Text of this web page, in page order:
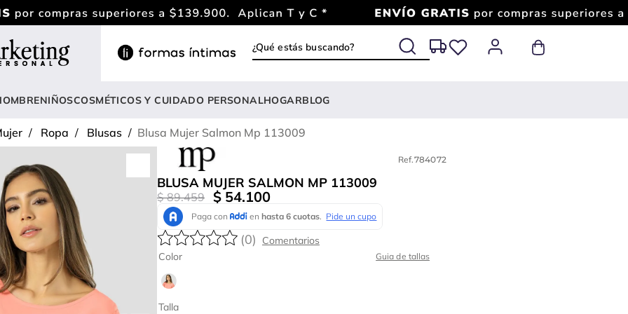
¿Qué estás buscando?
NIÑOSCOSMÉTICOS Y CUIDADO PERSONALHOGARBLOG
Ropa Blusas Blusa Mujer Salmon Mp 113009
Ref.784072
BLUSA MUJER SALMON MP 113009
$ 89.459 $ 54.100
(0)
Talla
Color Guia de tallas
blusas
enterizo